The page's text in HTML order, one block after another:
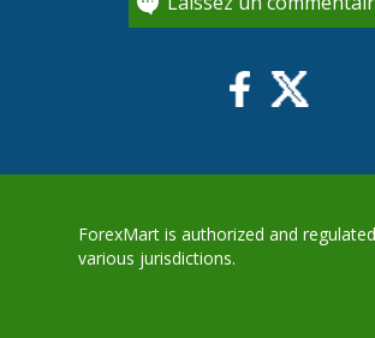
ForexMart is authorized and
various jurisdictions.